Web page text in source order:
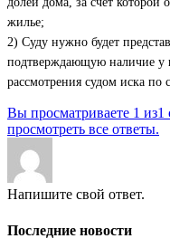
жилье;
2) Суду нужно будет
подтверждающую наличие у
рассмотрения судом иска по
Вы просматриваете 1 из1
просмотреть все ответы.
Напишите свой ответ.
Последние новости